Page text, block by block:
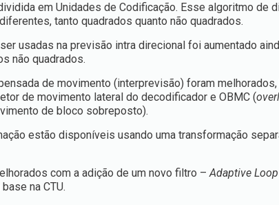
em Unidades de Codificação. Esse algoritmo de
tanto quadrados quanto não quadrados.
usadas na previsão intra direcional foi aumentado
não quadrados.
de movimento (interprevisão) foram
de movimento lateral do decodificador e OBMC (
de bloco sobreposto).
estão disponíveis usando uma transformação
com a adição de um novo filtro –Adaptive
na CTU.